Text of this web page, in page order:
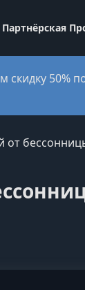
Партнёрская
скидку 50%
от